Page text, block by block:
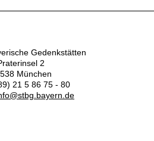
Gedenkstätten
2
München
21 5 86 75 - 80